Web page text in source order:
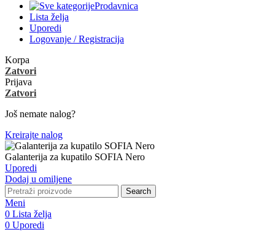
Prodavnica
Lista želja
Uporedi
Logovanje / Registracija
Korpa
Zatvori
Prijava
Zatvori
Još nemate nalog?
Kreirajte nalog
Galanterija za kupatilo SOFIA Nero
Uporedi
Dodaj u omiljene
Search
Meni
0 Lista želja
0 Uporedi